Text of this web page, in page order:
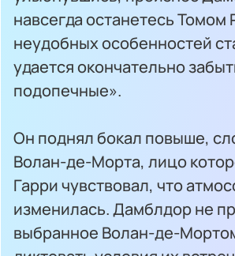
навсегда останетесь
неудобных особенностей
удается окончательно
подопечные».
Он поднял бокал повыше,
Волан-де-Морта, лицо
Гарри чувствовал, что
изменилась. Дамблдор не
выбранное Волан-де-